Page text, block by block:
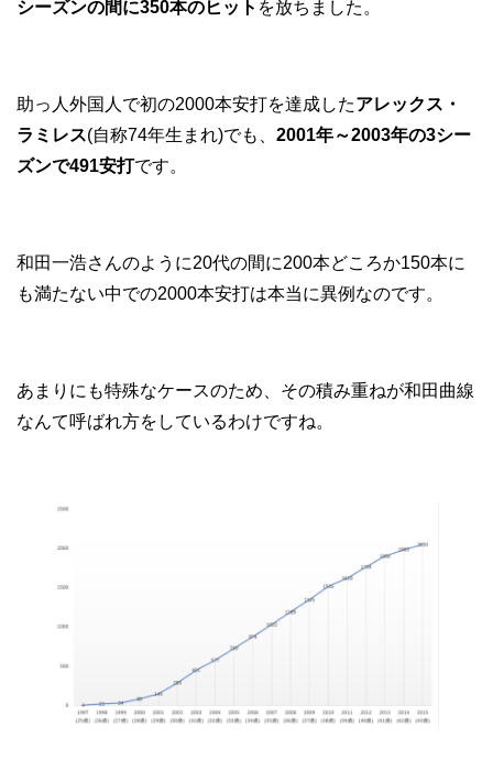
シーズンの間に350本のヒット を放ちました。
助っ人外国人で初の2000本安打を達成したアレックス・
ラミレス(自称74年生まれ)でも、 2001年～2003年の3シー
ズンで491安打です。
和田一浩さんのように20代の間に200本どころか150本に
も満たない中での2000本安打は本当に異例なのです。
あまりにも特殊なケースのため、その積み重ねが和田曲線
なんて呼ばれ方をしているわけですね。